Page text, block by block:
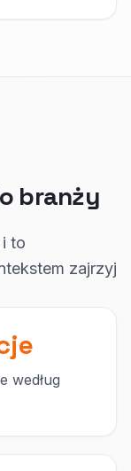
branży
to
zajrzyj
według